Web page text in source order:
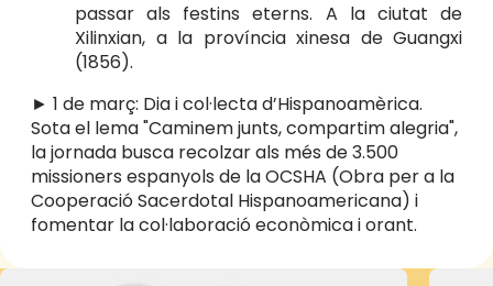
passar als festins eterns. A la ciutat de
Xilinxian, a la província xinesa de Guangxi
(1856).
► 1 de març: Dia i col·lecta d’Hispanoamèrica.
Sota el lema "Caminem junts, compartim alegria",
la jornada busca recolzar als més de 3.500
missioners espanyols de la OCSHA (Obra per a la
Cooperació Sacerdotal Hispanoamericana) i
fomentar la col·laboració econòmica i orant.